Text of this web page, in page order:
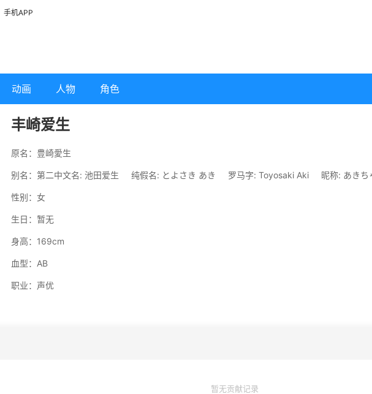
手机APP
动画 人物 角色
丰崎爱生
原名：豊崎愛生
别名： 第二中文名: 池田爱生 纯假名: とよさき あき 罗马字: Toyosaki Aki 昵称: あきち
性别：女
生日：暂无
身高：169cm
血型：AB
职业： 声优
暂无贡献记录